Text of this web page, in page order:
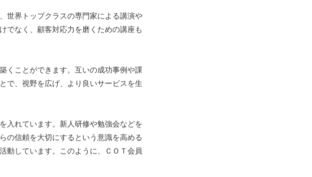
世界トップクラスの専門家による講演や
でなく、顧客対応力を磨くための講座も
くことができます。互いの成功事例や課
で、視野を広げ、より良いサービスを生
入れています。新人研修や勉強会などを
の信頼を大切にするという意識を高める
動しています。このように、ＣＯＴ会員